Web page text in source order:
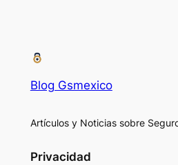
Blog Gsmexico
Artículos y Noticias sobre
Privacidad